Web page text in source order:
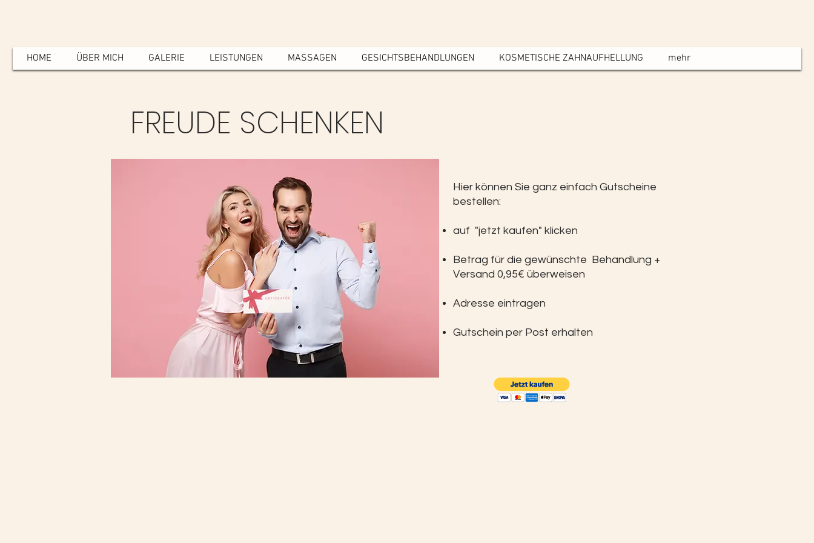
HOME ÜBER MICH GALERIE LEISTUNGEN MASSAGEN GESICHTSBEHANDLUNGEN KOSMETISCHE ZAHNAUFHELLUNG mehr
FREUDE SCHENKEN
Hier können Sie ganz einfach Gutscheine
bestellen:
auf "jetzt kaufen" klicken
Betrag für die gewünschte Behandlung +
Versand 0,95€ überweisen
Adresse eintragen
Gutschein per Post erhalten